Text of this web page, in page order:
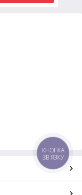
КНОПКА
ЗВ'ЯЗКУ